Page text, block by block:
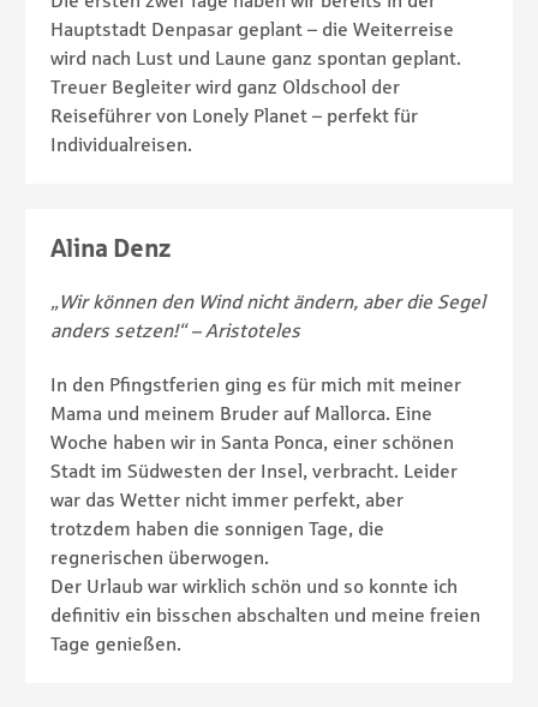
Hauptstadt Denpasar geplant – die Weiterreise
wird nach Lust und Laune ganz spontan geplant.
Treuer Begleiter wird ganz Oldschool der
Reiseführer von Lonely Planet – perfekt für
Individualreisen.
Alina Denz
„Wir können den Wind nicht ändern, aber die Segel
anders setzen!“ – Aristoteles
In den Pfingstferien ging es für mich mit meiner
Mama und meinem Bruder auf Mallorca. Eine
Woche haben wir in Santa Ponca, einer schönen
Stadt im Südwesten der Insel, verbracht. Leider
war das Wetter nicht immer perfekt, aber
trotzdem haben die sonnigen Tage, die
regnerischen überwogen.
Der Urlaub war wirklich schön und so konnte ich
definitiv ein bisschen abschalten und meine freien
Tage genießen.